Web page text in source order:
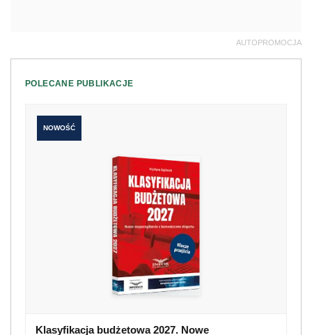
AUTOPROMOCJA
POLECANE PUBLIKACJE
NOWOŚĆ
Klasyfikacja budżetowa 2027. Nowe